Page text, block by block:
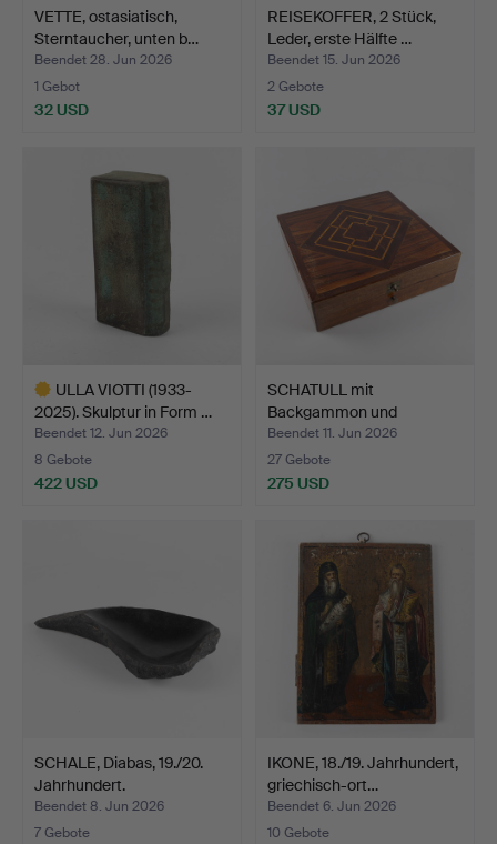
VETTE, ostasiatisch,
Sterntaucher, unten b…
Beendet 28. Jun 2026
1 Gebot
32 USD
REISEKOFFER, 2 Stück,
Leder, erste Hälfte …
Beendet 15. Jun 2026
2 Gebote
37 USD
ULLA VIOTTI (1933-
2025). Skulptur in Form …
Beendet 12. Jun 2026
8 Gebote
422 USD
SCHATULL mit
Backgammon und
Schachfiguren.
Beendet 11. Jun 2026
27 Gebote
275 USD
SCHALE, Diabas, 19./20.
Jahrhundert.
Beendet 8. Jun 2026
7 Gebote
IKONE, 18./19. Jahrhundert,
griechisch-ort…
Beendet 6. Jun 2026
10 Gebote